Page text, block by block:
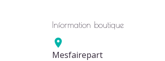
Information boutique

Mesfairepart